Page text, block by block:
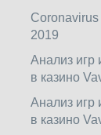
2019
Анализ игр
в казино
Анализ игр
в казино